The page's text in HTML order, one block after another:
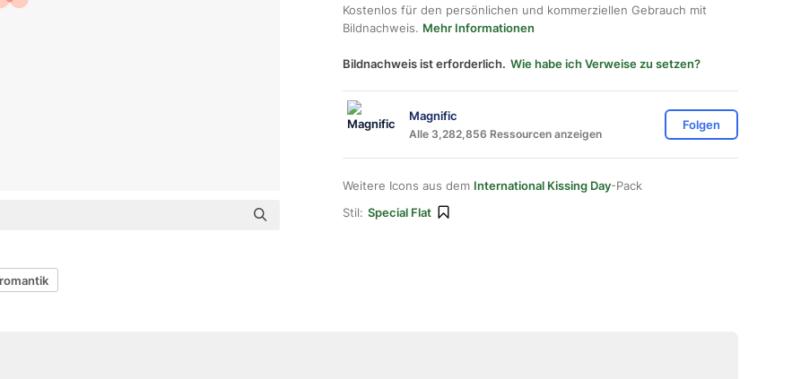
Kostenlos für den persönlichen und kommerziellen Gebrauch mit
Bildnachweis. Mehr Informationen
Bildnachweis ist erforderlich. Wie habe ich Verweise zu setzen?
Magnific
Alle 3,282,856 Ressourcen anzeigen
Folgen
Weitere Icons aus dem International Kissing Day-Pack
Stil: Special Flat